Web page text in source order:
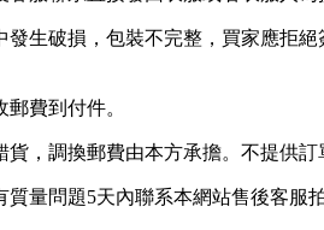
發生破損，包裝不完整，買家應拒
費到付件。
貨，調換郵費由本方承擔。不提供訂
質量問題5天內聯系本網站售後客服